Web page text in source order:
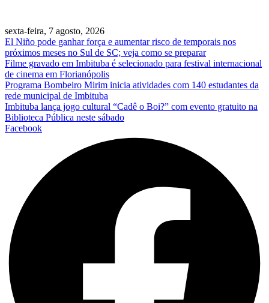
sexta-feira, 7 agosto, 2026
El Niño pode ganhar força e aumentar risco de temporais nos
próximos meses no Sul de SC; veja como se preparar
Filme gravado em Imbituba é selecionado para festival internacional
de cinema em Florianópolis
Programa Bombeiro Mirim inicia atividades com 140 estudantes da
rede municipal de Imbituba
Imbituba lança jogo cultural “Cadê o Boi?” com evento gratuito na
Biblioteca Pública neste sábado
Facebook